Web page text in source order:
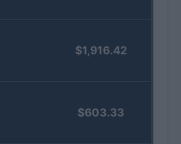
$1,916.42
$603.33